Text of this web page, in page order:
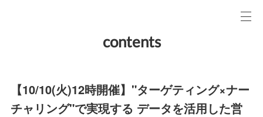
contents
【10/10(火)12時開催】"ターゲティング×ナー
チャリング"で実現する データを活用した営